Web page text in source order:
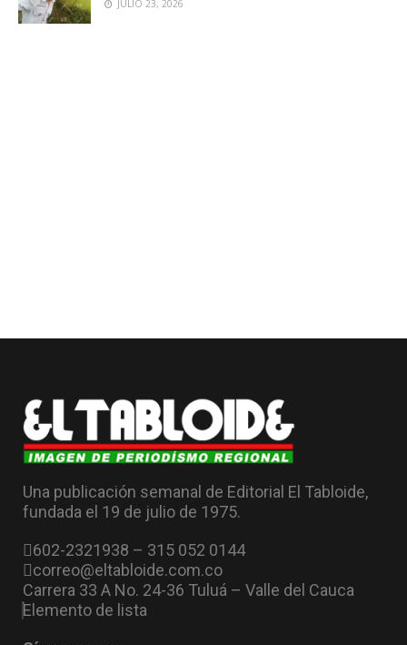
JULIO 23, 2026
Una publicación semanal de Editorial El Tabloide,
fundada el 19 de julio de 1975.
602-2321938 – 315 052 0144
correo@eltabloide.com.co
Carrera 33 A No. 24-36 Tuluá – Valle del Cauca
Elemento de lista